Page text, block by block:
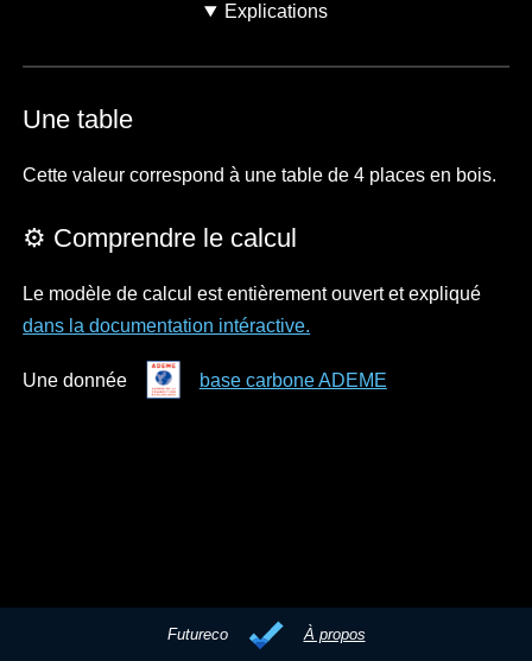
Explications
Une table
Cette valeur correspond à une table de 4 places en bois.
⚙️ Comprendre le calcul
Le modèle de calcul est entièrement ouvert et expliqué
dans la documentation intéractive.
Une donnée base carbone ADEME
Futureco À propos